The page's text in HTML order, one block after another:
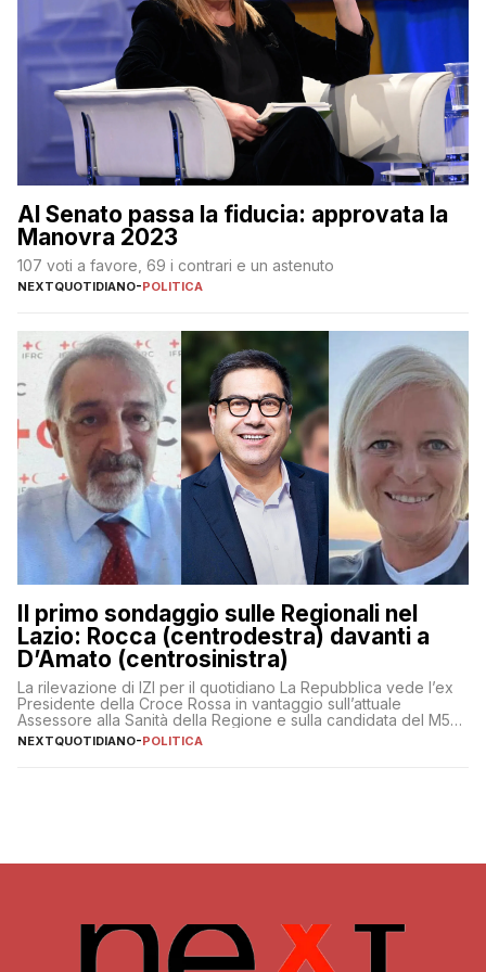
Al Senato passa la fiducia: approvata la
Manovra 2023
107 voti a favore, 69 i contrari e un astenuto
NEXTQUOTIDIANO-POLITICA
Il primo sondaggio sulle Regionali nel
Lazio: Rocca (centrodestra) davanti a
D’Amato (centrosinistra)
La rilevazione di IZI per il quotidiano La Repubblica vede l’ex
Presidente della Croce Rossa in vantaggio sull’attuale
Assessore alla Sanità della Regione e sulla candidata del M5S
Donatella Bianchi
NEXTQUOTIDIANO-POLITICA